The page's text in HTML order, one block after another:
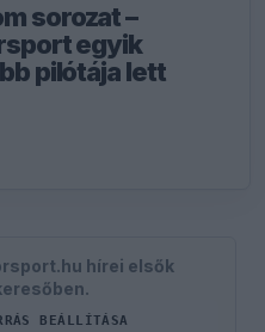
sorozat –
egyik
pilótája lett
hírei elsők
BEÁLLÍTÁSA